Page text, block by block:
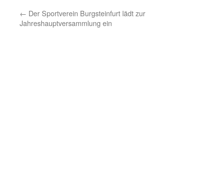
← Der Sportverein Burgsteinfurt lädt zur
Jahreshauptversammlung ein